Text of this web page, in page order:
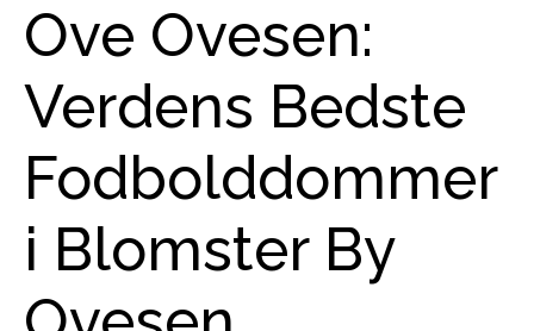
Ove Ovesen:
Verdens Bedste
Fodbolddommer
i Blomster By